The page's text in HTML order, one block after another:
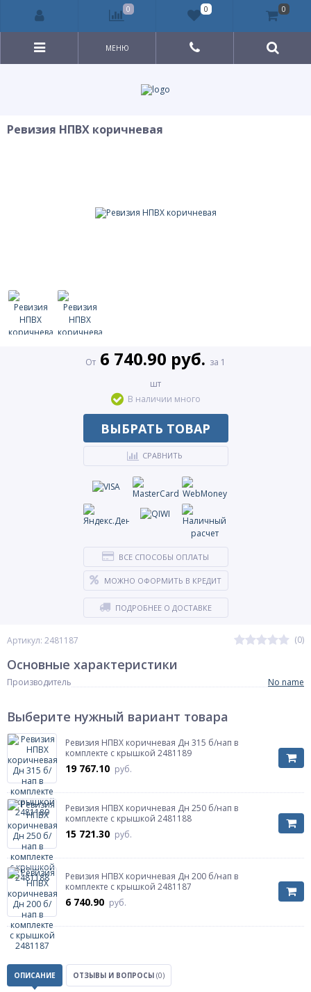
МЕНЮ
Ревизия НПВХ коричневая
Артикул: 2481187 (0)
От 6 740.90 руб. за 1
шт
В наличии много
ВЫБРАТЬ ТОВАР
СРАВНИТЬ
ВСЕ СПОСОБЫ ОПЛАТЫ
МОЖНО ОФОРМИТЬ В КРЕДИТ
ПОДРОБНЕЕ О ДОСТАВКЕ
Основные характеристики
Производитель No name
Выберите нужный вариант товара
Ревизия НПВХ коричневая Дн 315 б/нап в
комплекте с крышкой 2481189
19 767.10 руб.
Ревизия НПВХ коричневая Дн 250 б/нап в
комплекте с крышкой 2481188
15 721.30 руб.
Ревизия НПВХ коричневая Дн 200 б/нап в
комплекте с крышкой 2481187
6 740.90 руб.
ОПИСАНИЕ ОТЗЫВЫ И ВОПРОСЫ (0)
0 0 0